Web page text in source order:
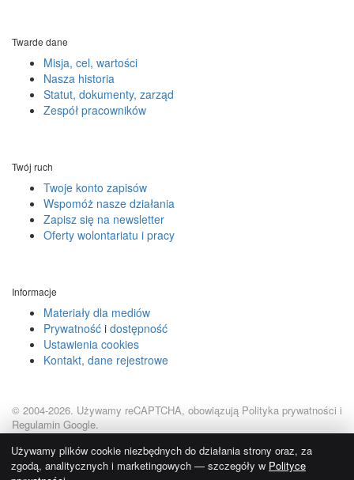
Twarde dane
Misja, cel, wartości
Nasza historia
Statut, dokumenty, zarząd
Zespół pracowników
Twój ruch
Twoje konto zapisów
Wspomóż nasze działania
Zapisz się na newsletter
Oferty wolontariatu i pracy
Informacje
Materiały dla mediów
Prywatność i dostępność
Ustawienia cookies
Kontakt, dane rejestrowe
© 2004-2026. Używamy reCAPTCHA, obowiązują Polityka prywatności i
Regulamin Google.
Używamy plików cookie niezbędnych do działania strony oraz, za
zgodą, analitycznych i marketingowych — szczegóły w Polityce